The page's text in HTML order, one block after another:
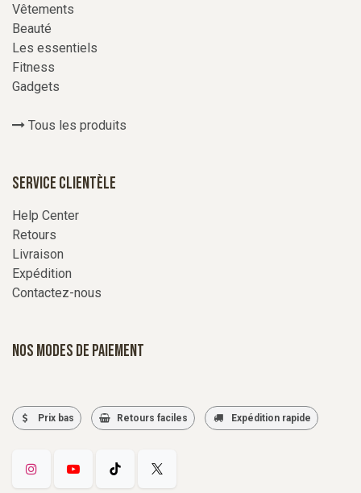
Vêtements
Beauté
Les essentiels
Fitness
Gadgets
Tous les produits
Service Clientèle
Help Center
Retours
Livraison
Expédition
Contactez-nous
Nos modes de paiement
Prix bas Retours faciles Expédition rapide